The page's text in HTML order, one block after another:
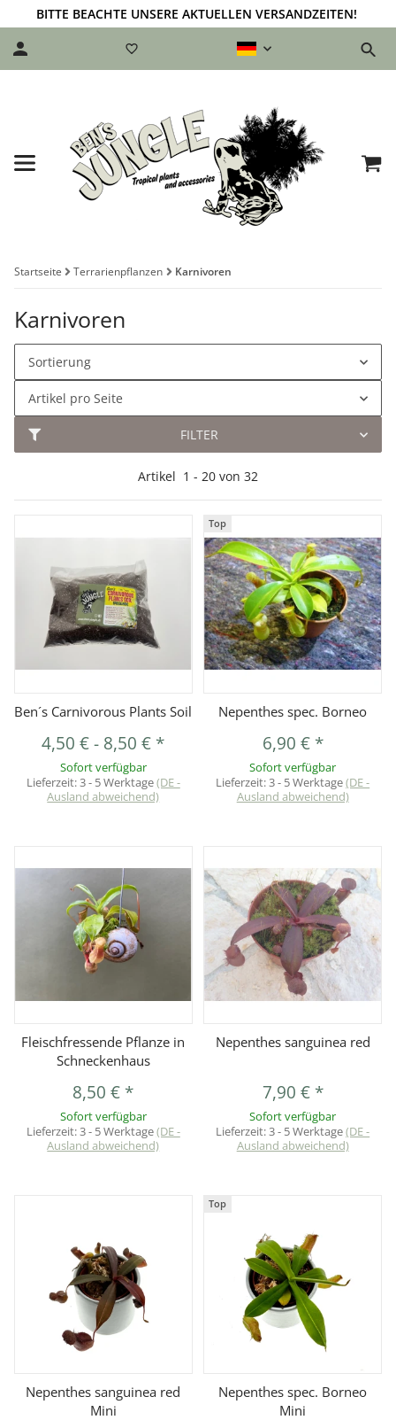
BITTE BEACHTE UNSERE AKTUELLEN VERSANDZEITEN!
Startseite Terrarienpflanzen Karnivoren
Karnivoren
FILTER
Sortierung
Artikel pro Seite
Artikel 1 - 20 von 32
Ben´s Carnivorous Plants Soil
4,50 €- 8,50 € *
Sofort verfügbar
Lieferzeit:3 - 5 Werktage(DE -
Ausland abweichend)
Top
Nepenthes spec. Borneo
6,90 € *
Sofort verfügbar
Lieferzeit:3 - 5 Werktage(DE -
Ausland abweichend)
Fleischfressende Pflanze in
Schneckenhaus
8,50 € *
Sofort verfügbar
Lieferzeit:3 - 5 Werktage(DE -
Ausland abweichend)
Nepenthes sanguinea red
7,90 € *
Sofort verfügbar
Lieferzeit:3 - 5 Werktage(DE -
Ausland abweichend)
Nepenthes sanguinea red
Mini
Top
Nepenthes spec. Borneo
Mini